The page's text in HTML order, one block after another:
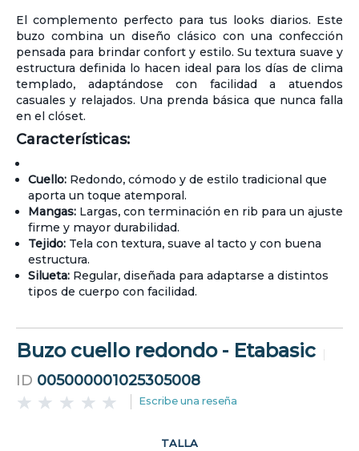
El complemento perfecto para tus looks diarios. Este
buzo combina un diseño clásico con una confección
pensada para brindar confort y estilo. Su textura suave y
estructura definida lo hacen ideal para los días de clima
templado, adaptándose con facilidad a atuendos
casuales y relajados. Una prenda básica que nunca falla
en el clóset.
Características:
Cuello: Redondo, cómodo y de estilo tradicional que
aporta un toque atemporal.
Mangas: Largas, con terminación en rib para un ajuste
firme y mayor durabilidad.
Tejido: Tela con textura, suave al tacto y con buena
estructura.
Silueta: Regular, diseñada para adaptarse a distintos
tipos de cuerpo con facilidad.
Buzo cuello redondo - Etabasic
ID 005000001025305008
Escribe una reseña
TALLA